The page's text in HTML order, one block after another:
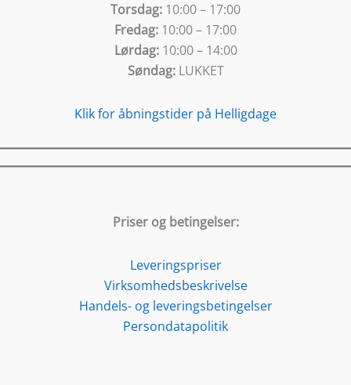
Torsdag: 10:00 – 17:00
Fredag: 10:00 – 17:00
Lørdag: 10:00 – 14:00
Søndag: LUKKET
Klik for åbningstider på Helligdage
Priser og betingelser:
Leveringspriser
Virksomhedsbeskrivelse
Handels- og leveringsbetingelser
Persondatapolitik